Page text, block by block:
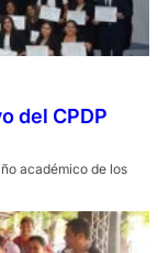
del CPDP
académico de los